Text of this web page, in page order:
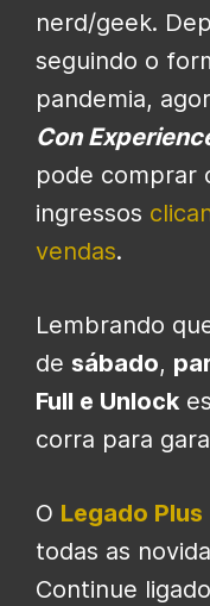
nerd/geek.
seguindo o
pandemia,
Con
pode comprar
ingressos
vendas.
Lembrando
de sábado,
Full e Unlock
corra para
O Legado Plus
todas as
Continue